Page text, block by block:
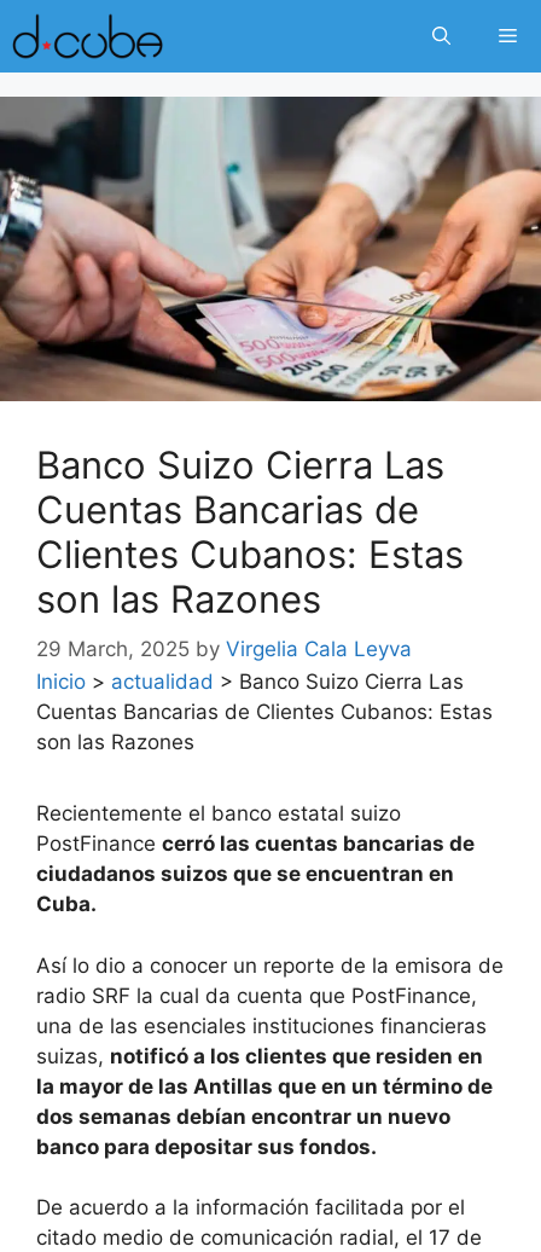
Skip
to
content
Banco Suizo Cierra Las
Cuentas Bancarias de
Clientes Cubanos: Estas
son las Razones
29 March, 2025 by Virgelia Cala Leyva
Inicio > actualidad > Banco Suizo Cierra Las
Cuentas Bancarias de Clientes Cubanos: Estas
son las Razones
Recientemente el banco estatal suizo
PostFinance cerró las cuentas bancarias de
ciudadanos suizos que se encuentran en
Cuba.
Así lo dio a conocer un reporte de la emisora de
radio SRF la cual da cuenta que PostFinance,
una de las esenciales instituciones financieras
suizas, notificó a los clientes que residen en
la mayor de las Antillas que en un término de
dos semanas debían encontrar un nuevo
banco para depositar sus fondos.
De acuerdo a la información facilitada por el
citado medio de comunicación radial, el 17 de